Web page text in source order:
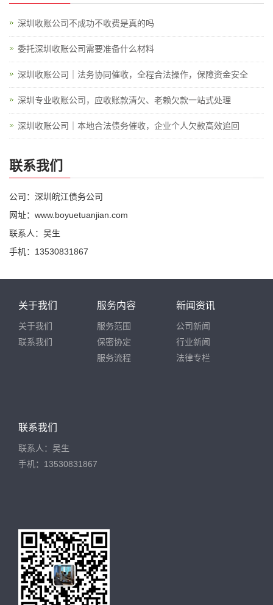
深圳收账公司不成功不收费是真的吗
委托深圳收账公司需要准备什么材料
深圳收账公司｜法务协同催收，全程合法操作，保障资金安全
深圳专业收账公司，应收账款清欠、老赖欠款一站式处理
深圳收账公司｜本地合法债务催收，企业个人欠款高效追回
联系我们
公司：深圳皖江债务公司
网址：www.boyuetuanjian.com
联系人：吴生
手机：13530831867
关于我们
关于我们
联系我们
服务内容
服务范围
保密协定
服务流程
新闻资讯
公司新闻
行业新闻
法律专栏
联系我们
联系人：吴生
手机：13530831867